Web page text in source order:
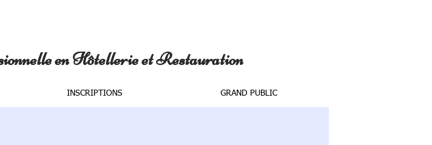
en Hôtellerie et Restauration
INSCRIPTIONS GRAND PUBLIC